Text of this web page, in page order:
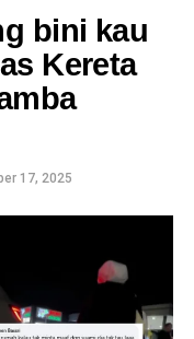
bini kau
Kereta
17, 2025